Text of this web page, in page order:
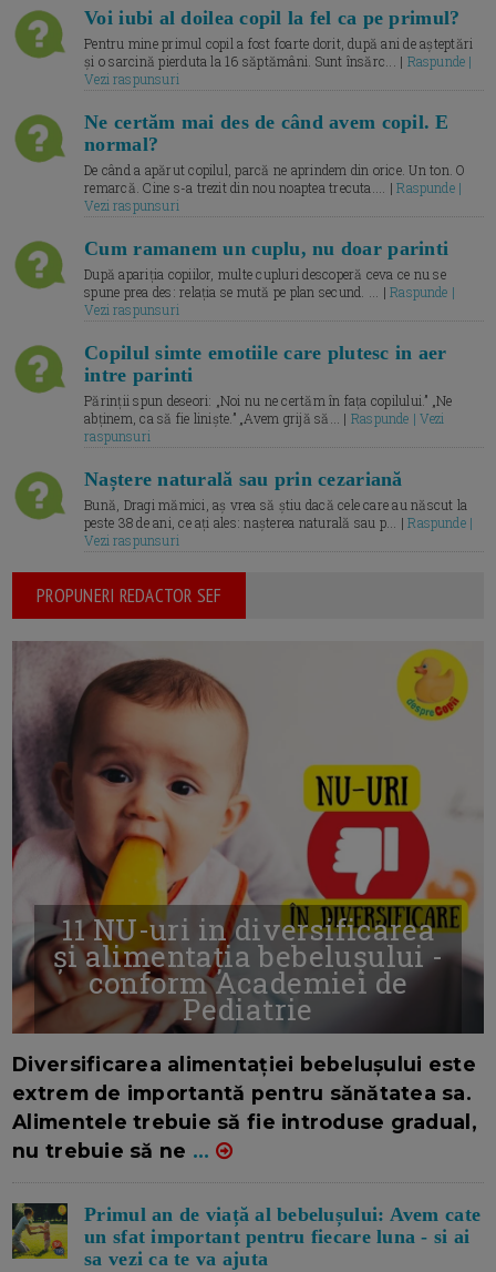
Voi iubi al doilea copil la fel ca pe primul?
Pentru mine primul copil a fost foarte dorit, după ani de așteptări
și o sarcină pierduta la 16 săptămâni. Sunt însărc... | Raspunde |
Vezi raspunsuri
Ne certăm mai des de când avem copil. E
normal?
De când a apărut copilul, parcă ne aprindem din orice. Un ton. O
remarcă. Cine s-a trezit din nou noaptea trecuta.... |Raspunde |
Vezi raspunsuri
Cum ramanem un cuplu, nu doar parinti
După apariția copiilor, multe cupluri descoperă ceva ce nu se
spune prea des: relația se mută pe plan secund. ... |Raspunde |
Vezi raspunsuri
Copilul simte emotiile care plutesc in aer
intre parinti
Părinții spun deseori: „Noi nu ne certăm în fața copilului.” „Ne
abținem, ca să fie liniște.” „Avem grijă să... | Raspunde | Vezi
raspunsuri
Naștere naturală sau prin cezariană
Bună, Dragi mămici, aș vrea să știu dacă cele care au născut la
peste 38 de ani, ce ați ales: nașterea naturală sau p... |Raspunde |
Vezi raspunsuri
PROPUNERI REDACTOR SEF
11 NU-uri in diversificarea
și alimentația bebelușului -
conform Academiei de
Pediatrie
Diversificarea alimentației bebelușului este
extrem de importantă pentru sănătatea sa.
Alimentele trebuie să fie introduse gradual,
nu trebuie să ne ...
Primul an de viață al bebelușului: Avem cate
un sfat important pentru fiecare luna - si ai
sa vezi ca te va ajuta